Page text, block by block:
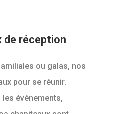
de réception
ou galas, nos
pour se réunir.
les événements,